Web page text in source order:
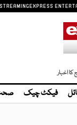
EXPRESS
کا اخبار
فیکٹ چیک